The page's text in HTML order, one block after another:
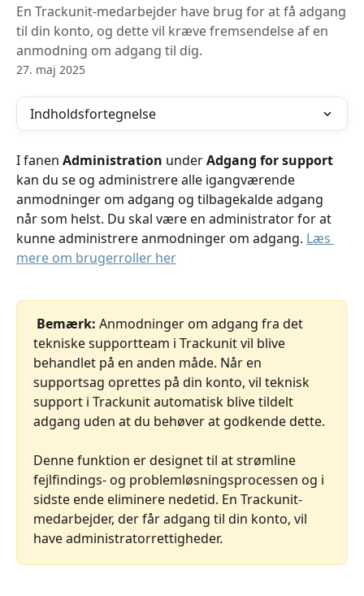
En Trackunit-medarbejder have brug for at få adgang
til din konto, og dette vil kræve fremsendelse af en
anmodning om adgang til dig.
27. maj 2025
Indholdsfortegnelse
I fanen Administration under Adgang for support
kan du se og administrere alle igangværende
anmodninger om adgang og tilbagekalde adgang
når som helst. Du skal være en administrator for at
kunne administrere anmodninger om adgang. Læs
mere om brugerroller her
Bemærk: Anmodninger om adgang fra det
tekniske supportteam i Trackunit vil blive
behandlet på en anden måde. Når en
supportsag oprettes på din konto, vil teknisk
support i Trackunit automatisk blive tildelt
adgang uden at du behøver at godkende dette.
Denne funktion er designet til at strømline
fejlfindings- og problemløsningsprocessen og i
sidste ende eliminere nedetid. En Trackunit-
medarbejder, der får adgang til din konto, vil
have administratorrettigheder.